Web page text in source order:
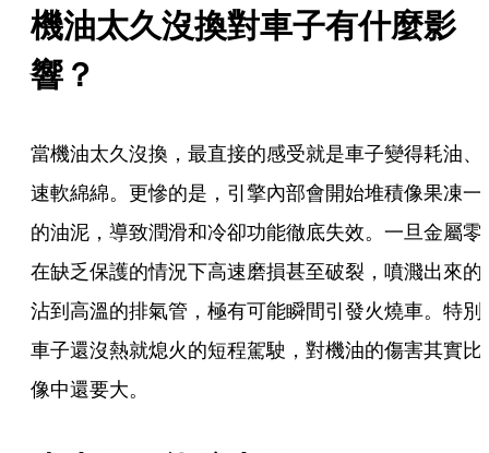
機油太久沒換對車子有什麼影
響？
當機油太久沒換，最直接的感受就是車子變得耗油、
速軟綿綿。更慘的是，引擎內部會開始堆積像果凍一
的油泥，導致潤滑和冷卻功能徹底失效。一旦金屬零
在缺乏保護的情況下高速磨損甚至破裂，噴濺出來的
沾到高溫的排氣管，極有可能瞬間引發火燒車。特別
車子還沒熱就熄火的短程駕駛，對機油的傷害其實比
像中還要大。